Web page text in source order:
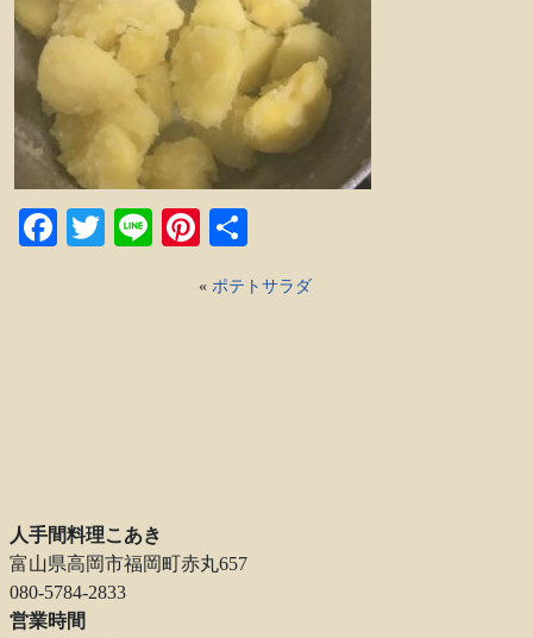
Facebook
TwitterLinePinterest
« ポテトサラダ
人手間料理こあき
富山県高岡市福岡町赤丸657
080-5784-2833
営業時間